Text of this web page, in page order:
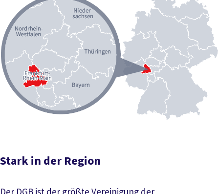
Stark in der Region